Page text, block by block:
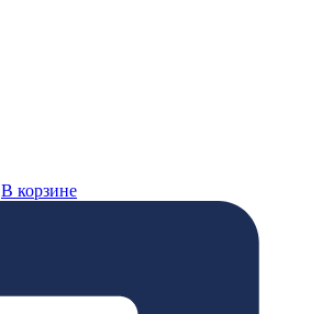
В корзине